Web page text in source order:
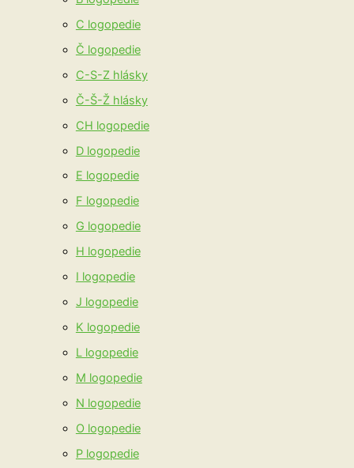
C logopedie
Č logopedie
C-S-Z hlásky
Č-Š-Ž hlásky
CH logopedie
D logopedie
E logopedie
F logopedie
G logopedie
H logopedie
I logopedie
J logopedie
K logopedie
L logopedie
M logopedie
N logopedie
O logopedie
P logopedie